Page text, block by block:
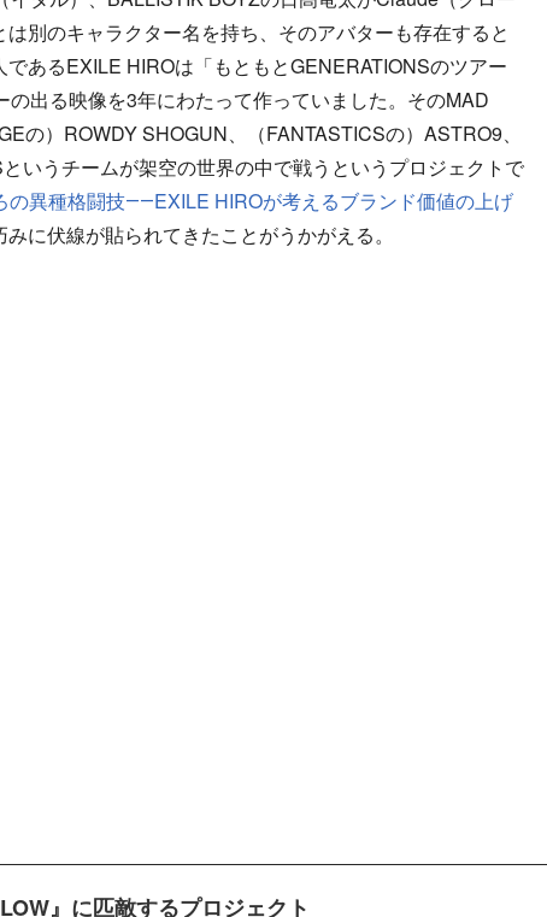
別のキャラクター名を持ち、そのアバターも存在すると
あるEXILE HIROは「もともとGENERATIONSのツアー
出る映像を3年にわたって作っていました。そのMAD
の）ROWDY SHOGUN、（FANTASTICSの）ASTRO9、
というチームが架空の世界の中で戦うというプロジェクトで
の異種格闘技――EXILE HIROが考えるブランド価値の上げ
に伏線が貼られてきたことがうかがえる。
』に匹敵するプロジェクト